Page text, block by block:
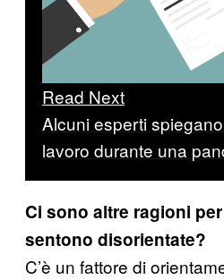
Read Next
Alcuni esperti
lavoro durante una
Ci sono altre ragioni
sentono disorientate?
C’è un fattore di